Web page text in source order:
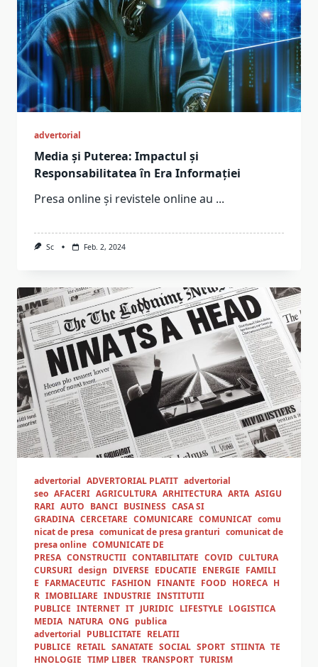
advertorial
Media și Puterea: Impactul și
Responsabilitatea în Era Informației
Presa online și revistele online au ...
Sc Feb. 2, 2024
advertorial ADVERTORIAL PLATIT advertorial
seo AFACERI AGRICULTURA ARHITECTURA ARTA ASIGU
RARI AUTO BANCI BUSINESS CASA SI
GRADINA CERCETARE COMUNICARE COMUNICAT comu
nicat de presa comunicat de presa granturi comunicat de
presa online COMUNICATE DE
PRESA CONSTRUCTII CONTABILITATE COVID CULTURA
CURSURI design DIVERSE EDUCATIE ENERGIE FAMILI
E FARMACEUTIC FASHION FINANTE FOOD HORECA H
R IMOBILIARE INDUSTRIE INSTITUTII
PUBLICE INTERNET IT JURIDIC LIFESTYLE LOGISTICA
MEDIA NATURA ONG publica
advertorial PUBLICITATE RELATII
PUBLICE RETAIL SANATATE SOCIAL SPORT STIINTA TE
HNOLOGIE TIMP LIBER TRANSPORT TURISM